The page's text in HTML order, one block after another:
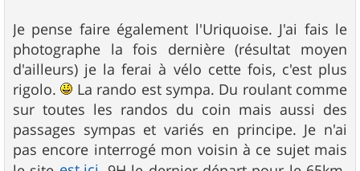
Je pense faire également l'Uriquoise. J'ai fais le
photographe la fois dernière (résultat moyen
d'ailleurs) je la ferai à vélo cette fois, c'est plus
rigolo.
La rando est sympa. Du roulant comme
sur toutes les randos du coin mais aussi des
passages sympas et variés en principe. Je n'ai
pas encore interrogé mon voisin à ce sujet mais